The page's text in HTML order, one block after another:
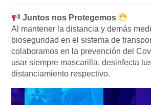
Juntos nos Protegemos
Al mantener la distancia y demás
bioseguridad en el sistema de
colaboramos en la prevención del
usar siempre mascarilla, desinfecta
distanciamiento respectivo.